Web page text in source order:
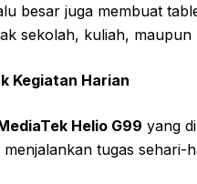
besar juga membuat
sekolah, kuliah,
Kegiatan Harian
Helio G99 yang
menjalankan tugas sehari-